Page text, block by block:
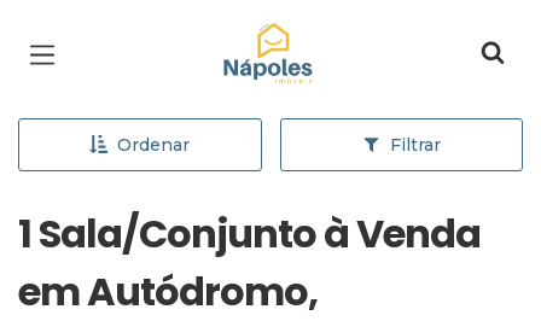
Página inicial
Ordenar Filtrar
1 Sala/Conjunto à Venda
em Autódromo,